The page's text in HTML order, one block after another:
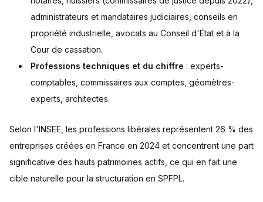
administrateurs et mandataires judiciaires, conseils en
propriété industrielle, avocats au Conseil d'État et à la
Cour de cassation.
Professions techniques et du chiffre : experts-
comptables, commissaires aux comptes, géomètres-
experts, architectes.
Selon l'INSEE, les professions libérales représentent 26 % des
entreprises créées en France en 2024 et concentrent une part
significative des hauts patrimoines actifs, ce qui en fait une
cible naturelle pour la structuration en SPFPL.